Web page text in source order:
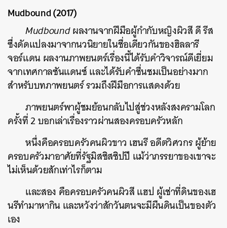
Mudbound (2017)
Mudboundผลงานจากฝีมือผู้กำกับหญิงผิวสี ดี รีส
ซึ่งดัดแปลงมาจากนวนิยายในชื่อเดียวกันของฮิลลารี
จอร์แดน ผลงานภาพยนตร์เรื่องนี้ได้รับคำวิจารณ์ดีเยี่ยม
จากเทศกาลซันแดนซ์ และได้รับคำชื่นชมเป็นอย่างมาก
สำหรับบทภาพยนตร์ รวมถึงฝีมือการแสดงด้วย
ภาพยนตร์พาผู้ชมย้อนกลับไปสู่ช่วงหลังสงครามโลก
ครั้งที่ 2 บอกเล่าเรื่องราวผ่านสองครอบครัวหลัก
หนึ่งคือครอบครัวคนผิวขาว เฮนรี อดีตวิศวกร ผู้ย้าย
ครอบครัวมาอาศัยที่รัฐมิสซิสซิปปี แม้ว่าภรรยาของเขาจะ
ไม่เห็นด้วยสักเท่าไรก็ตาม
และสอง คือครอบครัวคนผิวสี แฮป ผู้เช่าที่ดินของเฮ
นรีทำมาหากิน และหวังว่าสักวันตนจะมีผืนดินเป็นของตัว
เอง